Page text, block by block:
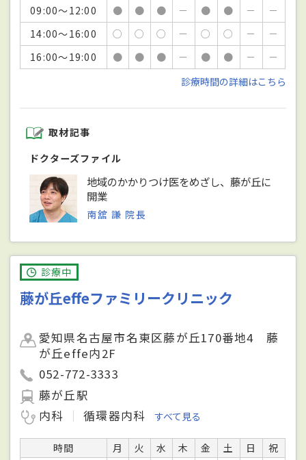
09:00～12:00 ● ● ● － ● ● －
－
14:00～16:00
○ ○ ○ － ○ ○ －
－
16:00～19:00
● ● ● － ● ● －
－
診療時間の詳細はこちら
取材記事
ドクターズファイル
地域のかかりつけ医をめざし、藤が丘に
開業
南舘 謙 院長
診療中
藤が丘effeファミリークリニック
愛知県名古屋市名東区藤が丘170番地4 藤
が丘effe内2F
052-772-3333
藤が丘駅
内科
循環器内科 すべて見る
時間 月 火 水 木 金 土 日
祝